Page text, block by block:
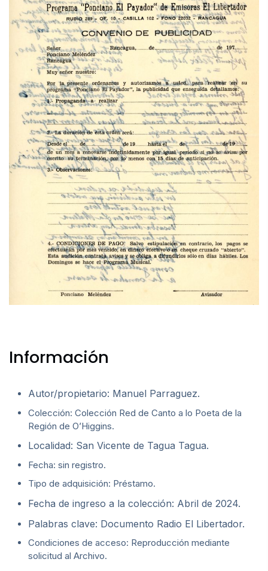
Información
Autor/propietario: Manuel Parraguez.
Colección: Colección Red de Canto a lo Poeta de la
Región de O’Higgins.
Localidad: San Vicente de Tagua Tagua.
Fecha: sin registro.
Tipo de adquisición: Préstamo.
Fecha de ingreso a la colección: Abril de 2024.
Palabras clave: Documento Radio El Libertador.
Condiciones de acceso: Reproducción mediante
solicitud al Archivo.